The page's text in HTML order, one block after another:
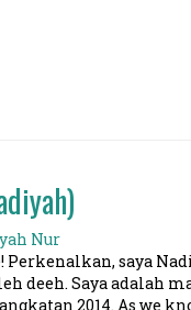
Nur
saya
deeh. Saya adalah
2014. As we